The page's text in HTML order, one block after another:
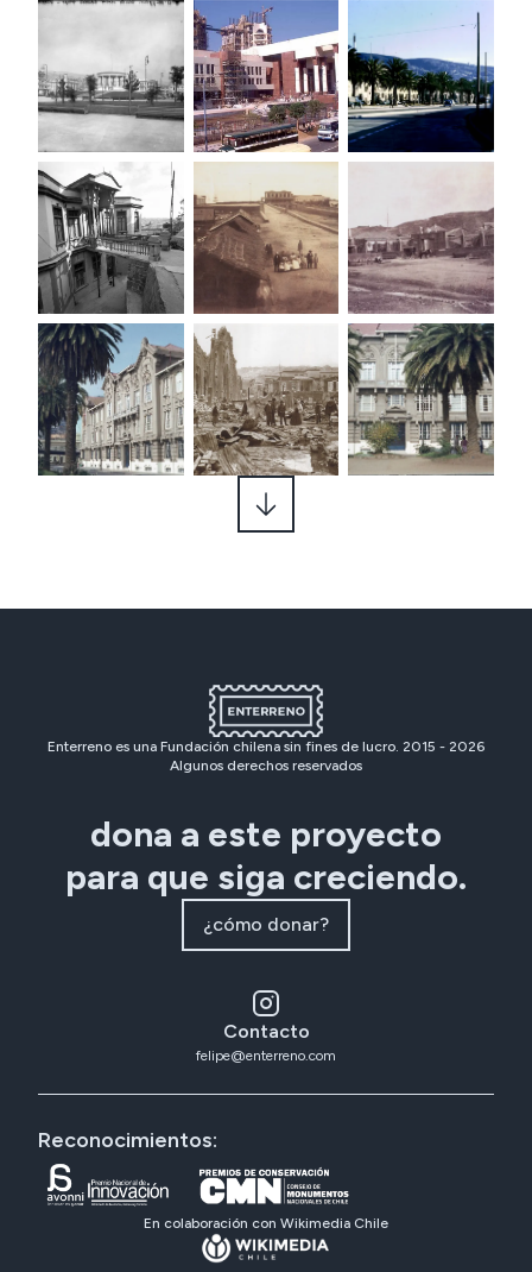
Enterreno es una Fundación chilena sin fines de lucro. 2015 - 2026
Algunos derechos reservados
dona a este proyecto
para que siga creciendo.
¿cómo donar?
Contacto
felipe@enterreno.com
Reconocimientos:
En colaboración con Wikimedia Chile